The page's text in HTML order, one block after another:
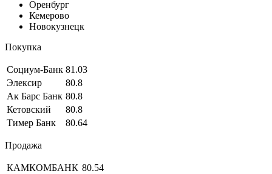
Оренбург
Кемерово
Новокузнецк
Покупка
Социум-Банк 81.03
Элексир
80.8
Ак Барс Банк 80.8
Кетовский
80.8
Тимер Банк
80.64
Продажа
КАМКОМБАНК 80.54